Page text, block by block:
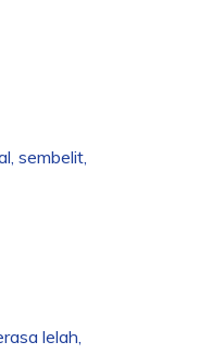
sembelit,
lelah,